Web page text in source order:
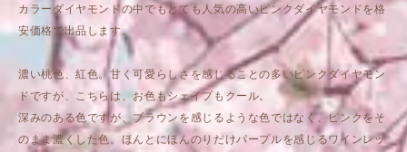
カラーダイヤモンドの中でもとても人気の高いピンクダイヤモンドを格
安価格で出品します。
濃い桃色、紅色。甘く可愛らしさを感じることの多いピンクダイヤモン
ドですが、こちらは、お色もシェイプもクール。
深みのある色ですが、ブラウンを感じるような色ではなく、ピンクをそ
のまま濃くした色。ほんとにほんのりだけパープルを感じるワインレッ